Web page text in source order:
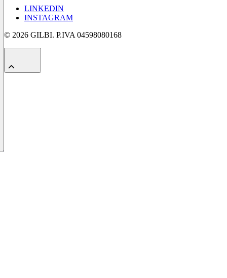
LINKEDIN
INSTAGRAM
© 2026 GILBI. P.IVA 04598080168